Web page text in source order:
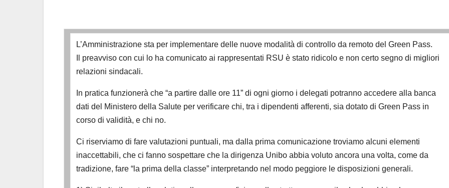
L’Amministrazione sta per implementare delle nuove modalità di controllo da remoto del Green Pass.
Il preavviso con cui lo ha comunicato ai rappresentati RSU è stato ridicolo e non certo segno di migliori
relazioni sindacali.
In pratica funzionerà che “a partire dalle ore 11” di ogni giorno i delegati potranno accedere alla banca
dati del Ministero della Salute per verificare chi, tra i dipendenti afferenti, sia dotato di Green Pass in
corso di validità, e chi no.
Ci riserviamo di fare valutazioni puntuali, ma dalla prima comunicazione troviamo alcuni elementi
inaccettabili, che ci fanno sospettare che la dirigenza Unibo abbia voluto ancora una volta, come da
tradizione, fare “la prima della classe” interpretando nel modo peggiore le disposizioni generali.